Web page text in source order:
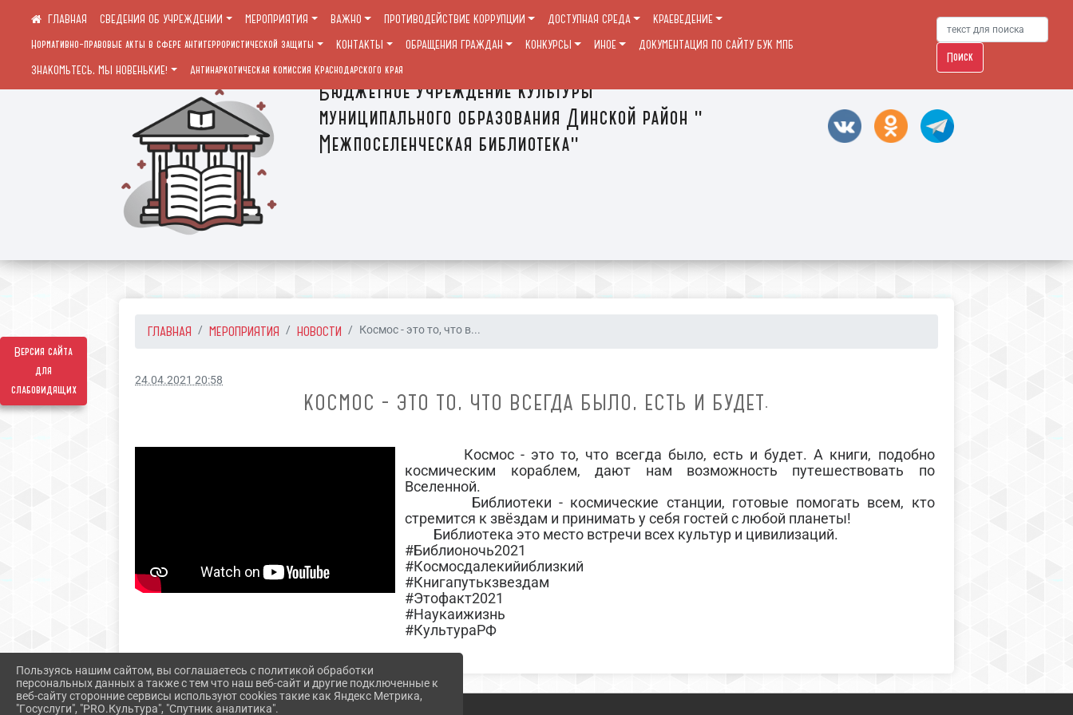
Версия сайта
для
слабовидящих
Бюджетное учреждение культуры
муниципального образования Динской район "
Межпоселенческая библиотека"
СВЕДЕНИЯ ОБ УЧРЕЖДЕНИИ МЕРОПРИЯТИЯ ВАЖНО ПРОТИВОДЕЙСТВИЕ КОРРУПЦИИ ДОСТУПНАЯ СРЕДА
КРАЕВЕДЕНИЕ
Нормативно-правовые акты в сфере антитеррористической защиты
КОНТАКТЫ ОБРАЩЕНИЯ ГРАЖДАН КОНКУРСЫ ИНОЕ
ДОКУМЕНТАЦИЯ ПО САЙТУ БУК МПБ
ЗНАКОМЬТЕСЬ, МЫ НОВЕНЬКИЕ!
Антинаркотическая комиссия Краснодарского края
Поиск
ГЛАВНАЯ МЕРОПРИЯТИЯ НОВОСТИ Космос - это то, что в...
24.04.2021 20:58
КОСМОС - ЭТО ТО, ЧТО ВСЕГДА БЫЛО, ЕСТЬ И БУДЕТ.
Космос - это то, что всегда было, есть и будет. А книги, подобно
космическим кораблем, дают нам возможность путешествовать по
Вселенной.
Библиотеки - космические станции, готовые помогать всем, кто
стремится к звёздам и принимать у себя гостей с любой планеты!
Библиотека это место встречи всех культур и цивилизаций.
#Библионочь2021
#Космосдалекийиблизкий
#Книгапутькзвездам
#Этофакт2021
#Наукаижизнь
#КультураРФ
Пользуясь нашим сайтом, вы соглашаетесь с политикой обработки
персональных данных а также с тем что наш веб-сайт и другие подключенные к
веб-сайту сторонние сервисы используют cookies такие как Яндекс Метрика,
"Госуслуги", "PRO.Культура", "Спутник аналитика".